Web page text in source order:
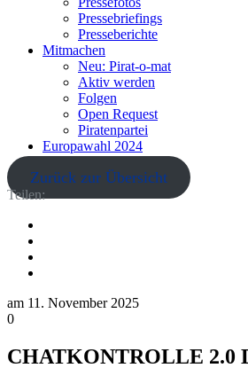
Pressebriefings
Presseberichte
Mitmachen
Neu: Pirat-o-mat
Aktiv werden
Folgen
Open Request
Piratenpartei
Europawahl 2024
Zurück zur Übersicht
Teilen:
am 11. November 2025
0
CHATKONTROLLE 2.0